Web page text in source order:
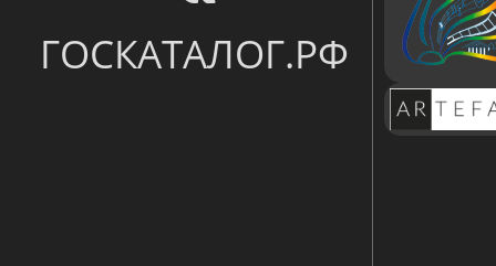
ГОСКАТАЛОГ.РФ